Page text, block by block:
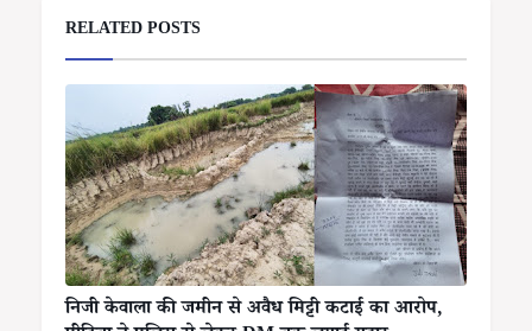
RELATED POSTS
निजी केवाला की जमीन से अवैध मिट्टी कटाई का आरोप,